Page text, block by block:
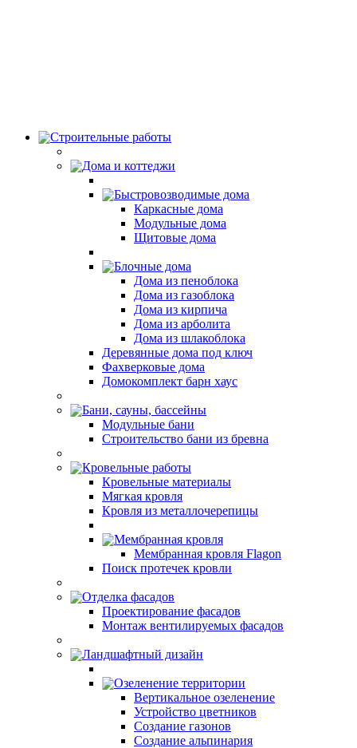
Строительные работы
Дома и коттеджи
Быстровозводимые дома
Каркасные дома
Модульные дома
Щитовые дома
Блочные дома
Дома из пеноблока
Дома из газоблока
Дома из кирпича
Дома из арболита
Дома из шлакоблока
Деревянные дома под ключ
Фахверковые дома
Домокомплект барн хаус
Бани, сауны, бассейны
Модульные бани
Строительство бани из бревна
Кровельные работы
Кровельные материалы
Мягкая кровля
Кровля из металлочерепицы
Мембранная кровля
Мембранная кровля Flagon
Поиск протечек кровли
Отделка фасадов
Проектирование фасадов
Монтаж вентилируемых фасадов
Ландшафтный дизайн
Озеленение территории
Вертикальное озеленение
Устройство цветников
Создание газонов
Создание альпинария